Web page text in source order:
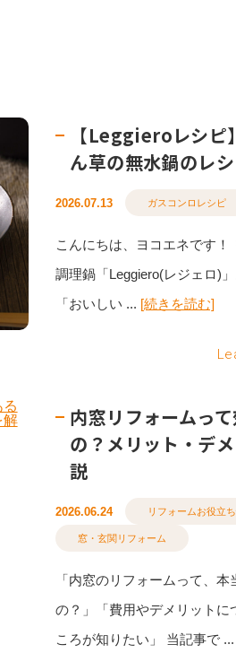
【Leggieroレシピ
ん草の無水鍋のレ
2026.07.13 ガスコンロレシピ
こんにちは、ヨコエネです！
調理鍋「Leggiero(レジェロ)
「おいしい ... [続きを読む]
内窓リフォームっ
の？メリット・デ
説
2026.06.24 リフォームお役立
窓・玄関リフォーム
「内窓のリフォームって、本
の？」「費用やデメリットに
ころが知りたい」 当記事で ...